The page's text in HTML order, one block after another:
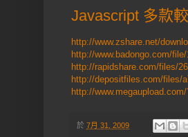
Javascript 多款
http://www.zshare.net/
http://www.badongo.com/
http://rapidshare.com/files/
http://depositfiles.com/files/
http://
於 7月 31, 2009